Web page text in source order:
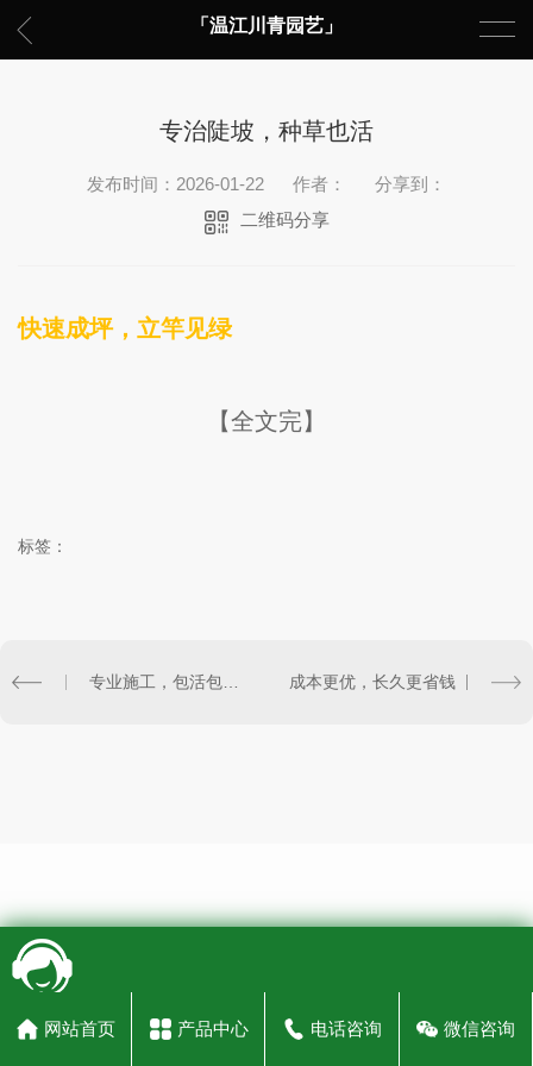
「温江川青园艺」
专治陡坡，种草也活
发布时间：2026-01-22 作者：
分享到：
二维码分享
快速成坪，立竿见绿
【全文完】
标签：
成本更优，长久更省钱
网站首页 产品中心 电话咨询 微信咨询